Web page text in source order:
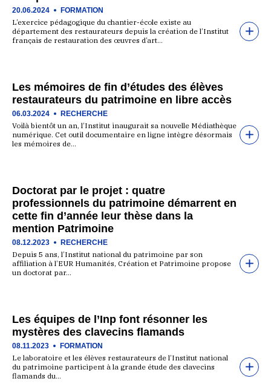
20.06.2024 FORMATION
L’exercice pédagogique du chantier-école existe au
département des restaurateurs depuis la création de l’Institut
français de restauration des œuvres d’art…
Les mémoires de fin d’études des élèves
restaurateurs du patrimoine en libre accès
06.03.2024 RECHERCHE
Voilà bientôt un an, l’Institut inaugurait sa nouvelle Médiathèque
numérique. Cet outil documentaire en ligne intègre désormais
les mémoires de…
Doctorat par le projet : quatre
professionnels du patrimoine démarrent en
cette fin d’année leur thèse dans la
mention Patrimoine
08.12.2023 RECHERCHE
Depuis 5 ans, l’Institut national du patrimoine par son
affiliation à l’EUR Humanités, Création et Patrimoine propose
un doctorat par…
Les équipes de l’Inp font résonner les
mystères des clavecins flamands
08.11.2023 FORMATION
Le laboratoire et les élèves restaurateurs de l’Institut national
du patrimoine participent à la grande étude des clavecins
flamands du…